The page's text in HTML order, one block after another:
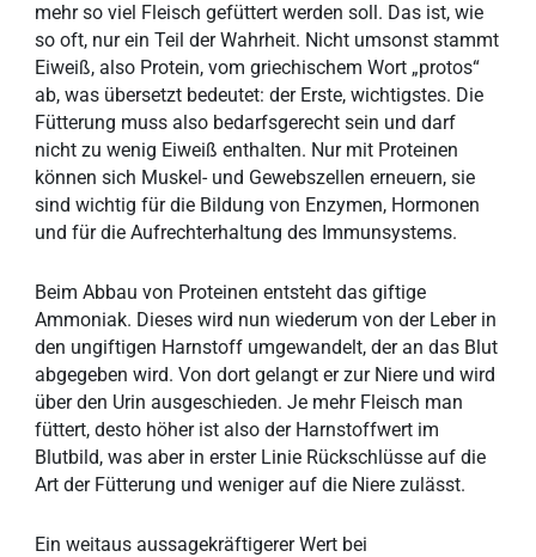
mehr so viel Fleisch gefüttert werden soll. Das ist, wie
so oft, nur ein Teil der Wahrheit. Nicht umsonst stammt
Eiweiß, also Protein, vom griechischem Wort „protos“
ab, was übersetzt bedeutet: der Erste, wichtigstes. Die
Fütterung muss also bedarfsgerecht sein und darf
nicht zu wenig Eiweiß enthalten. Nur mit Proteinen
können sich Muskel- und Gewebszellen erneuern, sie
sind wichtig für die Bildung von Enzymen, Hormonen
und für die Aufrechterhaltung des Immunsystems.
Beim Abbau von Proteinen entsteht das giftige
Ammoniak. Dieses wird nun wiederum von der Leber in
den ungiftigen Harnstoff umgewandelt, der an das Blut
abgegeben wird. Von dort gelangt er zur Niere und wird
über den Urin ausgeschieden. Je mehr Fleisch man
füttert, desto höher ist also der Harnstoffwert im
Blutbild, was aber in erster Linie Rückschlüsse auf die
Art der Fütterung und weniger auf die Niere zulässt.
Ein weitaus aussagekräftigerer Wert bei